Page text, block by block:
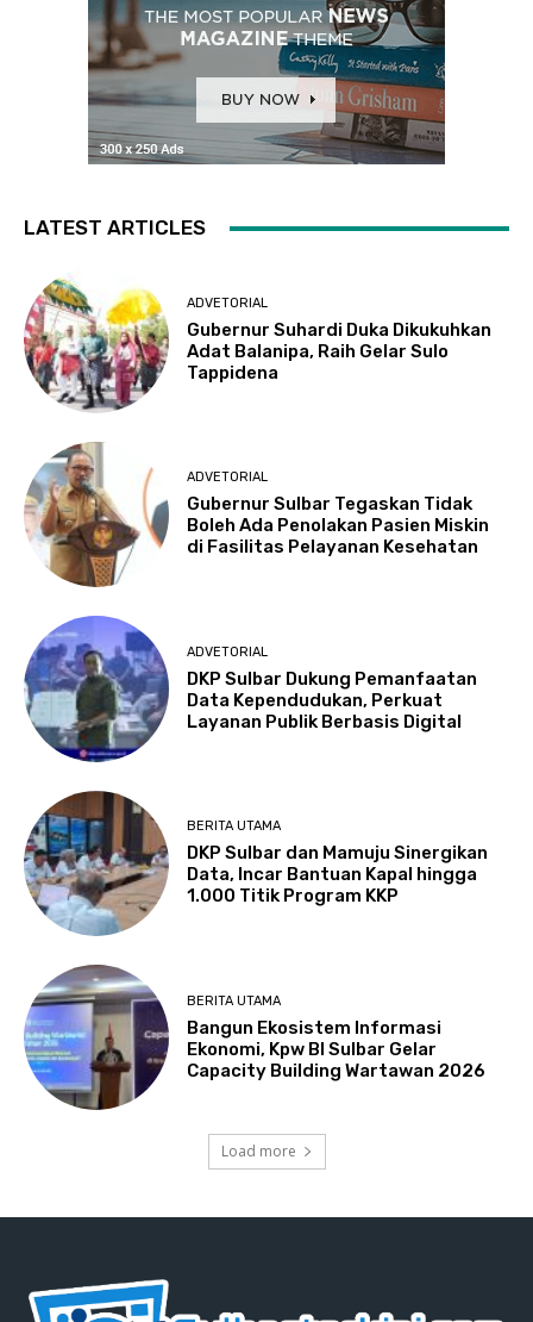
LATEST ARTICLES
ADVETORIAL
Gubernur Suhardi Duka Dikukuhkan
Adat Balanipa, Raih Gelar Sulo
Tappidena
ADVETORIAL
Gubernur Sulbar Tegaskan Tidak
Boleh Ada Penolakan Pasien Miskin
di Fasilitas Pelayanan Kesehatan
ADVETORIAL
DKP Sulbar Dukung Pemanfaatan
Data Kependudukan, Perkuat
Layanan Publik Berbasis Digital
BERITA UTAMA
DKP Sulbar dan Mamuju Sinergikan
Data, Incar Bantuan Kapal hingga
1.000 Titik Program KKP
BERITA UTAMA
Bangun Ekosistem Informasi
Ekonomi, Kpw BI Sulbar Gelar
Capacity Building Wartawan 2026
Load more